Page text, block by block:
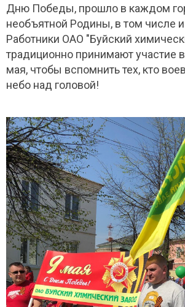
Дню Победы, прошло в каждом
необъятной Родины, в том числе и
Работники ОАО "Буйский
традиционно принимают участие
мая, чтобы вспомнить тех, кто
небо над головой!